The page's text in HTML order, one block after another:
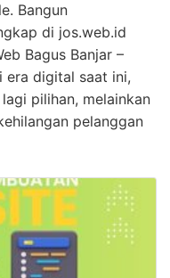
Bangun
di jos.web.id
Bagus Banjar –
era digital saat ini,
pilihan, melainkan
pelanggan